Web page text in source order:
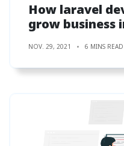
How laravel
grow business
NOV. 29, 2021 6 MINS READ